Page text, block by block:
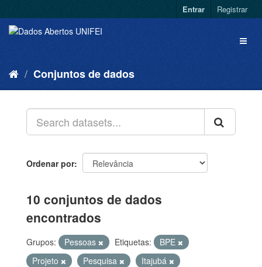
Entrar Registrar
Conjuntos de dados
Ordenar por
10 conjuntos de dados
encontrados
Grupos: Pessoas Etiquetas:
BPE
Projeto
Pesquisa
Itajubá